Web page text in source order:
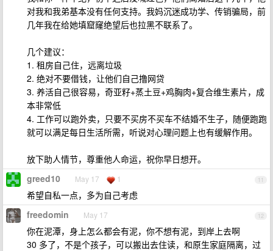
对我和我弟基本没有任何支持。我妈沉迷成功学、传销骗局，前
几年我在给她填窟窿绝望后也拉黑不联系了。
几个建议：
1. 租房自己住，远离垃圾
2. 绝对不要借钱，让他们自己撸网贷
3. 养活自己很容易，奇亚籽+蒸土豆+鸡胸肉+复合维生素片，成
本非常低
4. 工作可以跑外卖，只要不买房不买车不结婚不生子，随便跑跑
就可以满足每日生活所需，听说对心理问题上也有缓解作用。
放下助人情节，尊重他人命运，祝你早日想开。
11
greed10 May 17 1
希望自私一点，多为自己考虑
12
freedomin May 17
你在泥潭，身上怎么都会有泥，你不想有泥，到岸上去啊
30 多了，不是个孩子，可以搬出去住读，和原生家庭隔离，过